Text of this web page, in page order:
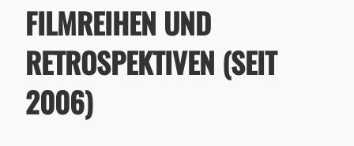
FILMREIHEN UND
RETROSPEKTIVEN (SEIT
2006)